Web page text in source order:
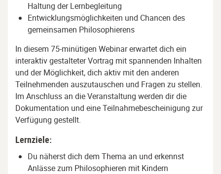
Haltung der Lernbegleitung
Entwicklungsmöglichkeiten und Chancen des
gemeinsamen Philosophierens
In diesem 75-minütigen Webinar erwartet dich ein
interaktiv gestalteter Vortrag mit spannenden Inhalten
und der Möglichkeit, dich aktiv mit den anderen
Teilnehmenden auszutauschen und Fragen zu stellen.
Im Anschluss an die Veranstaltung werden dir die
Dokumentation und eine Teilnahmebescheinigung zur
Verfügung gestellt.
Lernziele:
Du näherst dich dem Thema an und erkennst
Anlässe zum Philosophieren mit Kindern